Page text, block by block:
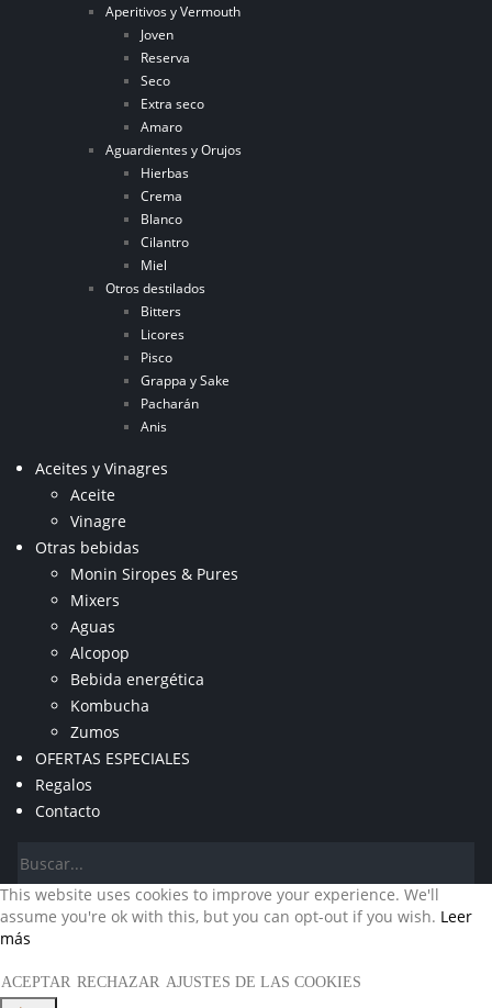
Aperitivos y Vermouth
Joven
Reserva
Seco
Extra seco
Amaro
Aguardientes y Orujos
Hierbas
Crema
Blanco
Cilantro
Miel
Otros destilados
Bitters
Licores
Pisco
Grappa y Sake
Pacharán
Anis
Aceites y Vinagres
Aceite
Vinagre
Otras bebidas
Monin Siropes & Pures
Mixers
Aguas
Alcopop
Bebida energética
Kombucha
Zumos
OFERTAS ESPECIALES
Regalos
Contacto
This website uses cookies to improve your experience. We'll
assume you're ok with this, but you can opt-out if you wish. Leer
más
ACEPTAR RECHAZAR AJUSTES DE LAS COOKIES